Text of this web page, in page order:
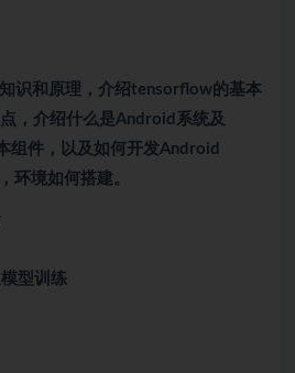
识和原理，介绍tensorflow的基本
，介绍什么是Android系统及
组件，以及如何开发Android
环境如何搭建。
型训练